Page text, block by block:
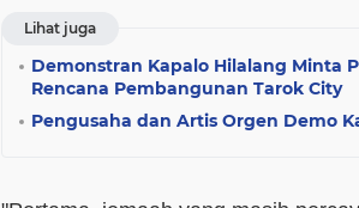
Lihat juga
Demonstran Kapalo Hilalang Minta
Rencana Pembangunan Tarok City
Pengusaha dan Artis Orgen Demo